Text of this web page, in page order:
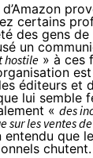
Amazon
certains
des gens
un
hostile » à ces
éditeurs et
lui semble
« des
sur les ventes
que
chutent.